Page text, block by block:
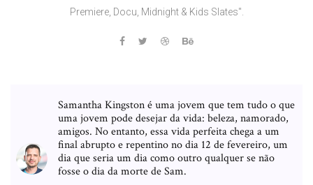
Premiere, Docu, Midnight & Kids Slates".
Samantha Kingston é uma jovem que tem tudo o que
uma jovem pode desejar da vida: beleza, namorado,
amigos. No entanto, essa vida perfeita chega a um
final abrupto e repentino no dia 12 de fevereiro, um
dia que seria um dia como outro qualquer se não
fosse o dia da morte de Sam.